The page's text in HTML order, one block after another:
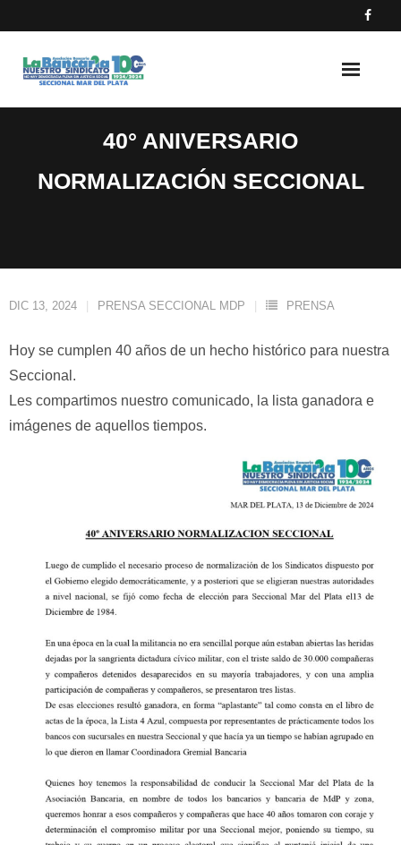
to
content
40° ANIVERSARIO
NORMALIZACIÓN SECCIONAL
DIC 13, 2024 PRENSA SECCIONAL MDP PRENSA
Hoy se cumplen 40 años de un hecho histórico para nuestra
Seccional.
Les compartimos nuestro comunicado, la lista ganadora e
imágenes de aquellos tiempos.